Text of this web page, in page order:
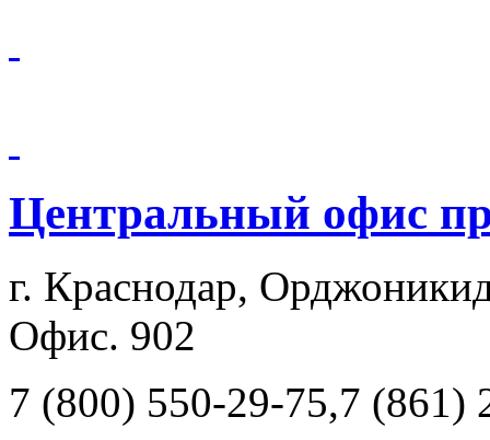
Центральный офис
г. Краснодар,
Офис. 902
7 (800) 550-29-75,7 (861)